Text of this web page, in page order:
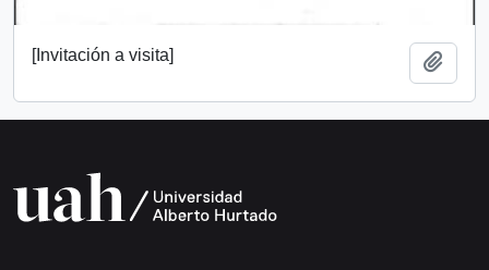
[Invitación a visita]